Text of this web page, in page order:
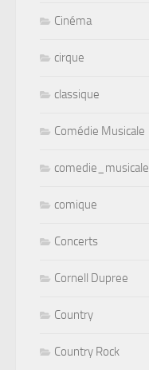
Cinéma
cirque
classique
Comédie Musicale
comedie_musicale
comique
Concerts
Cornell Dupree
Country
Country Rock